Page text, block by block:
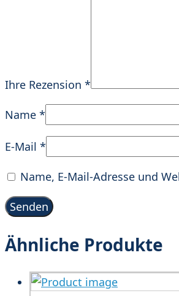
Ihre Rezension *
Name *
E-Mail *
Name, E-Mail-Adresse und
Ähnliche Produkte